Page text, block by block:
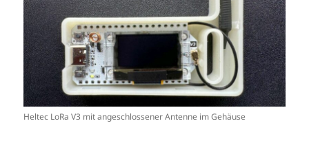
Heltec LoRa V3 mit angeschlossener Antenne im Gehäuse